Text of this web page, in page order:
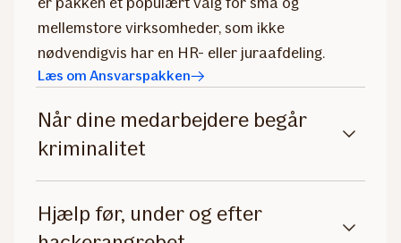
mellemstore virksomheder, som ikke
nødvendigvis har en HR- eller juraafdeling.
Læs om Ansvarspakken
Når dine medarbejdere begår
kriminalitet
Hjælp før, under og efter